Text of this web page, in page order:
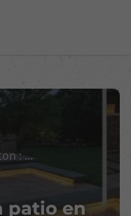
Prix moyen d’un patio en béton : que prendre en compte ?
patio en